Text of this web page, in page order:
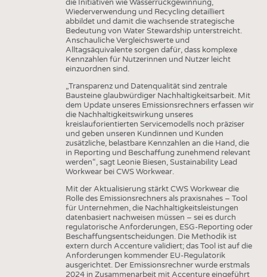
die Initiativen wie Wasserrückgewinnung,
Wiederverwendung und Recycling detailliert
abbildet und damit die wachsende strategische
Bedeutung von Water Stewardship unterstreicht.
Anschauliche Vergleichswerte und
Alltagsäquivalente sorgen dafür, dass komplexe
Kennzahlen für Nutzerinnen und Nutzer leicht
einzuordnen sind.
„Transparenz und Datenqualität sind zentrale
Bausteine glaubwürdiger Nachhaltigkeitsarbeit. Mit
dem Update unseres Emissionsrechners erfassen wir
die Nachhaltigkeitswirkung unseres
kreislauforientierten Servicemodells noch präziser
und geben unseren Kundinnen und Kunden
zusätzliche, belastbare Kennzahlen an die Hand, die
in Reporting und Beschaffung zunehmend relevant
werden“, sagt Leonie Biesen, Sustainability Lead
Workwear bei CWS Workwear.
Mit der Aktualisierung stärkt CWS Workwear die
Rolle des Emissionsrechners als praxisnahes – Tool
für Unternehmen, die Nachhaltigkeitsleistungen
datenbasiert nachweisen müssen – sei es durch
regulatorische Anforderungen, ESG-Reporting oder
Beschaffungsentscheidungen. Die Methodik ist
extern durch Accenture validiert; das Tool ist auf die
Anforderungen kommender EU-Regulatorik
ausgerichtet. Der Emissionsrechner wurde erstmals
2024 in Zusammenarbeit mit Accenture eingeführt